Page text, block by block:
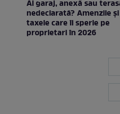
Ai garaj, anexă sau
nedeclarată? Amenzile și
taxele care îi sperie pe
proprietari în 2026